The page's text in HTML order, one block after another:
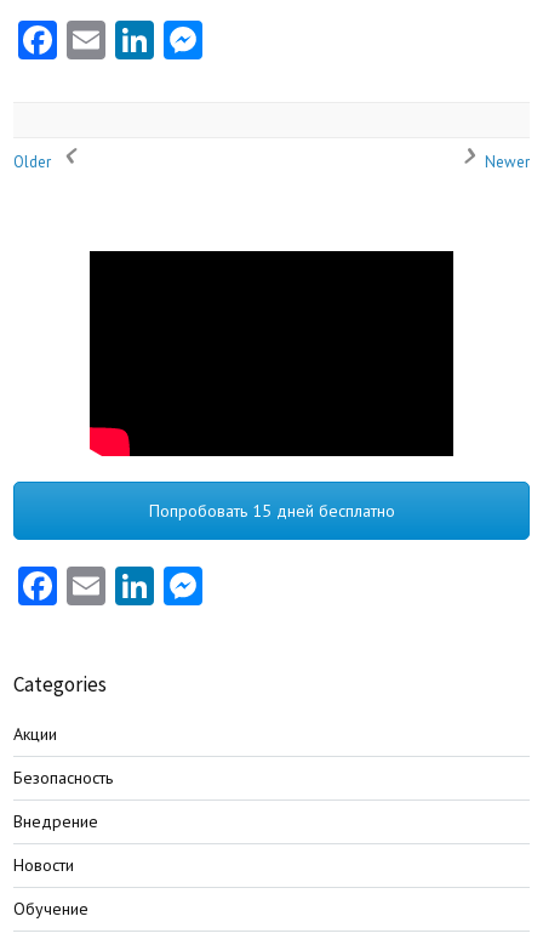
Facebook
EmailLinkedIn
Older Newer
Попробовать 15 дней бесплатно
Facebook
EmailLinkedIn
Categories
Акции
Безопасность
Внедрение
Новости
Обучение